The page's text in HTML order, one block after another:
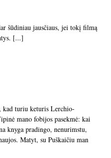
šūdiniau jausčiaus, jei tokį filmą
[...]
kad turiu keturis Lerchio-
mano fobijos pasekmė: kai
knyga pradingo, nenurimstu,
Matyt, su Puškaičiu man